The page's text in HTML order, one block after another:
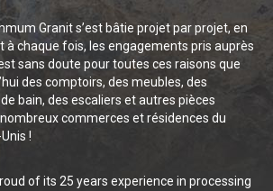
Granit s’est bâtie projet par projet, en
chaque fois, les engagements pris auprès
sans doute pour toutes ces raisons que
des comptoirs, des meubles, des
bain, des escaliers et autres pièces
commerces et résidences du
!
of its 25 years experience in processing